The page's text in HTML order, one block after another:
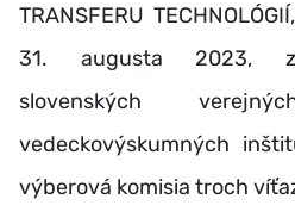
TRANSFERU
31. augusta 2023,
slovenských
vedeckovýskumných
výberová komisia troch